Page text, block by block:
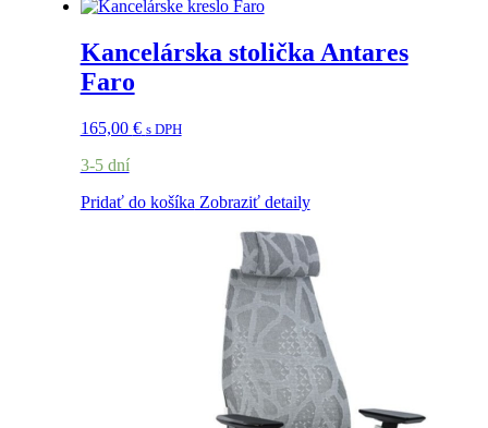
Kancelárska stolička Antares
Faro
165,00 € s DPH
3-5 dní
Pridať do košíka Zobraziť detaily